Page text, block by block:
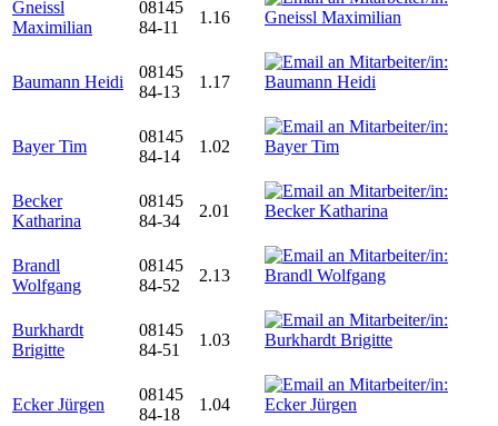
Gneissl
Maximilian
08145
84-11
1.16
Baumann Heidi
08145
84-13
1.17
Bayer Tim
08145
84-14
1.02
Becker
Katharina
08145
84-34
2.01
Brandl
Wolfgang
08145
84-52
2.13
Burkhardt
Brigitte
08145
84-51
1.03
Ecker Jürgen
08145
84-18
1.04